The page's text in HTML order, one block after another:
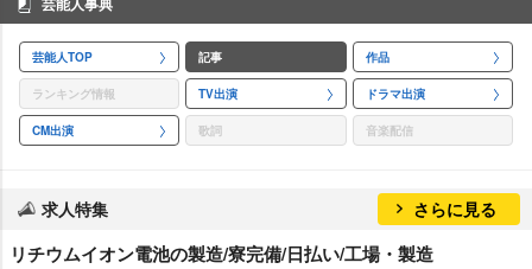
芸能人TOP 記事 作品
ランキング情報 TV出演 ドラマ出演
CM出演 歌詞 音楽配信
求人特集 さらに見る
リチウムイオン電池の製造/寮完備/日払い/工場・製造